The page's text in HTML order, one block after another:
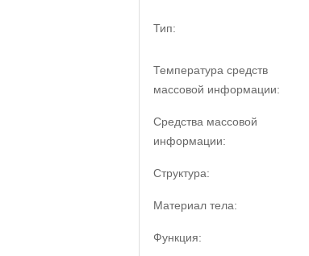
Тип:
Температура средств
массовой информации:
Средства массовой
информации:
Структура:
Материал тела:
Функция: